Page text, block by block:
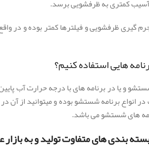
آسیب کمتری به ظرفشویی برسد.
گیری ظرفشویی و فیلترها کمتر بوده و در
برنامه شستشو بوده و میتوانید از آن
های شستشو می باشد.
بندی های متفاوت تولید و به